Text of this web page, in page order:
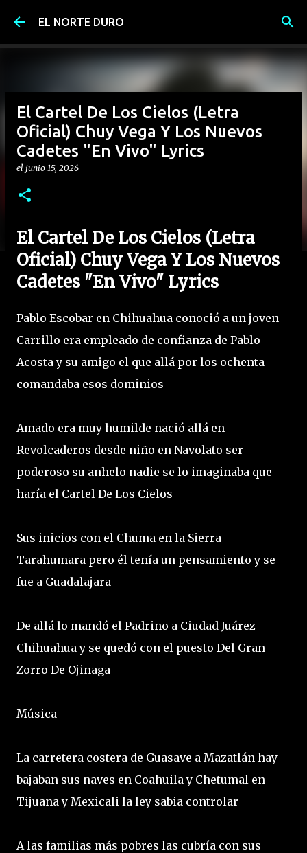
Ir al contenido principal
EL NORTE DURO
El Cartel De Los Cielos (Letra
Oficial) Chuy Vega Y Los Nuevos
Cadetes "En Vivo" Lyrics
el junio 15, 2026
El Cartel De Los Cielos (Letra
Oficial) Chuy Vega Y Los Nuevos
Cadetes "En Vivo" Lyrics
Pablo Escobar en Chihuahua conoció a un joven
Carrillo era empleado de confianza de Pablo
Acosta y su amigo el que allá por los ochenta
comandaba esos dominios
Amado era muy humilde nació allá en
Revolcaderos desde niño en Navolato ser
poderoso su anhelo nadie se lo imaginaba que
haría el Cartel De Los Cielos
Sus inicios con el Chuma en la Sierra
Tarahumara pero él tenía un pensamiento y se
fue a Guadalajara
De allá lo mandó el Padrino a Ciudad Juárez
Chihuahua y se quedó con el puesto Del Gran
Zorro De Ojinaga
Música
La carretera costera de Guasave a Mazatlán hay
bajaban sus naves en Coahuila y Chetumal en
Tijuana y Mexicali la ley sabia controlar
A las familias más pobres las cubría con sus